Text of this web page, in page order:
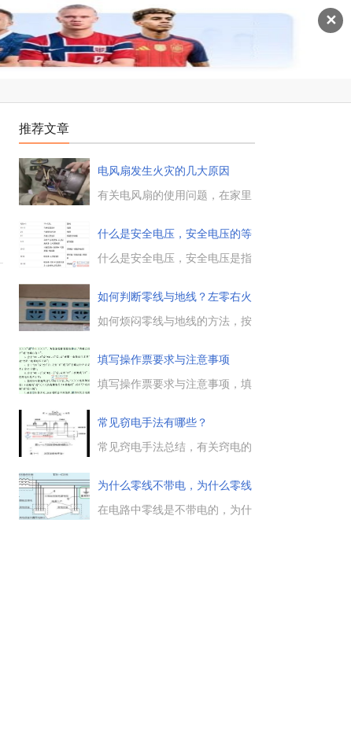
✕
推荐文章
电风扇发生火灾的几大原因
有关电风扇的使用问题，在家里
生，电风扇发生火灾的常见原因
有哪些，有什么预防措施，一起
来看下。...
什么是安全电压，安全电压的等
级与
什么是安全电压，安全电压是指
险的电压，安全电压范围内，无
论直接电击，还是间接电击，对
人身都不会造成伤害。...
如何判断零线与地线？左零右火
是什
如何烦闷零线与地线的方法，按
是左零右火，插座左边的孔是零
线，右边的孔是火线，上边那个
孔是地线。...
填写操作票要求与注意事项
填写操作票要求与注意事项，填
依据，操作票由值班员(工作许
可人)按顺序填写，不准涂改，
禁止使用铅笔填写，操作票应进
月。...
常见窃电手法有哪些？
常见窍电手法总结，有关窍电的
窃电、移相法窃电、扩差法窃电
与无表法窃电，这些偷电方法的
实例与预防措施，需要的朋友参
为什么零线不带电，为什么零线
断掉
在电路中零线是不带电的，为什